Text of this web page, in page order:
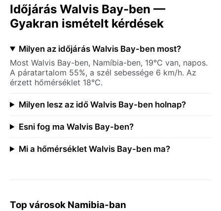
Időjárás Walvis Bay-ben —
Gyakran ismételt kérdések
Milyen az időjárás Walvis Bay-ben most?
Most Walvis Bay-ben, Namíbia-ben, 19°C van, napos.
A páratartalom 55%, a szél sebessége 6 km/h. Az
érzett hőmérséklet 18°C.
Milyen lesz az idő Walvis Bay-ben holnap?
Esni fog ma Walvis Bay-ben?
Mi a hőmérséklet Walvis Bay-ben ma?
Top városok Namibia-ban